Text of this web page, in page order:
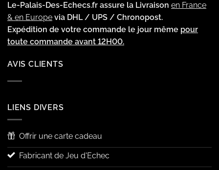
Le-Palais-Des-Echecs.fr assure la Livraison en France
& en Europe via DHL / UPS / Chronopost.
Expédition de votre commande le jour même pour
toute commande avant 12H00.
AVIS CLIENTS
LIENS DIVERS
Offrir une carte cadeau
Fabricant de Jeu d'Echec